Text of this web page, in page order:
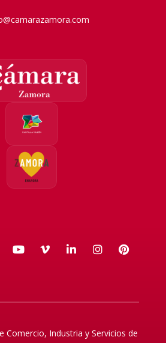
YouTube
VimeoLinkedIn
Comercio, Industria y Servicios de